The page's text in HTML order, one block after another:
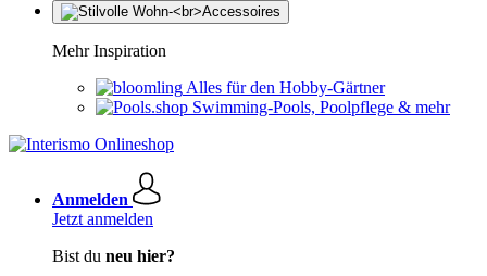
Mehr Inspiration
Alles für den Hobby-Gärtner
Swimming-Pools, Poolpflege & mehr
Anmelden
Jetzt anmelden
Bist du neu hier?